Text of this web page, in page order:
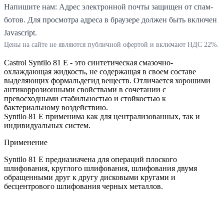
Напишите нам: Адрес электронной почты защищен от спам-
ботов. Для просмотра адреса в браузере должен быть включен
Javascript.
Цены на сайте не являются публичной офертой и включают НДС 22%.
Castrol Syntilo 81 E - это синтетическая смазочно-
охлаждающая жидкость, не содержащая в своем составе
выделяющих формальдегид веществ. Отличается хорошими
антикоррозионными свойствами в сочетании с
превосходными стабильностью и стойкостью к
бактериальному воздействию.
Syntilo 81 E применима как для централизованных, так и
индивидуальных систем.
Применение
Syntilo 81 Е предназначена для операций плоского
шлифования, круглого шлифования, шлифования двумя
обращенными друг к другу дисковыми кругами и
бесцентрового шлифования черных металлов.